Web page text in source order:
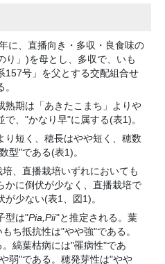
に、直播向き・多収・良食味の
り」)を母とし、多収で、いも
157号」を父とする交配組合せ
熟期は「あきたこまち」よりや
、"かなり早"に属する(表1)。
り短く、穂長はやや短く、穂数
型"である(表1)。
、直播栽培いずれにおいても
かに倒伏が少なく、直播栽培で
少ない(表1、図1)。
型は"Pia,Pii"と推定される。葉
ち抵抗性は"やや強"である。
縞葉枯病には"罹病性"であ
弱"である。穂発芽性は"やや